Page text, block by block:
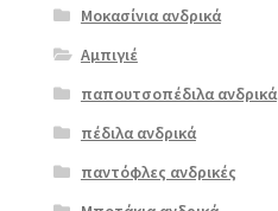
ΠΡΟΣΦΟΡΆ!
89.00
Original
price
€89.00.
€ 72.00Η
τρέχουσα
είναι:
επιλογές
μπορούν
επιλεγούν
στη
σελίδα
Μοκασίνια ανδρικά
Αμπιγιέ
παπουτσοπέδιλα ανδρικά
πέδιλα ανδρικά
παντόφλες ανδρικές